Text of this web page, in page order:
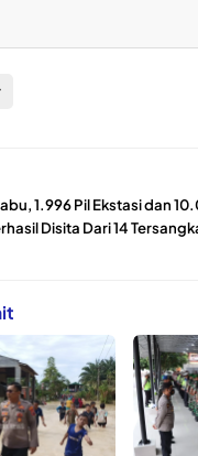
1.996 Pil Ekstasi dan
Disita Dari 14